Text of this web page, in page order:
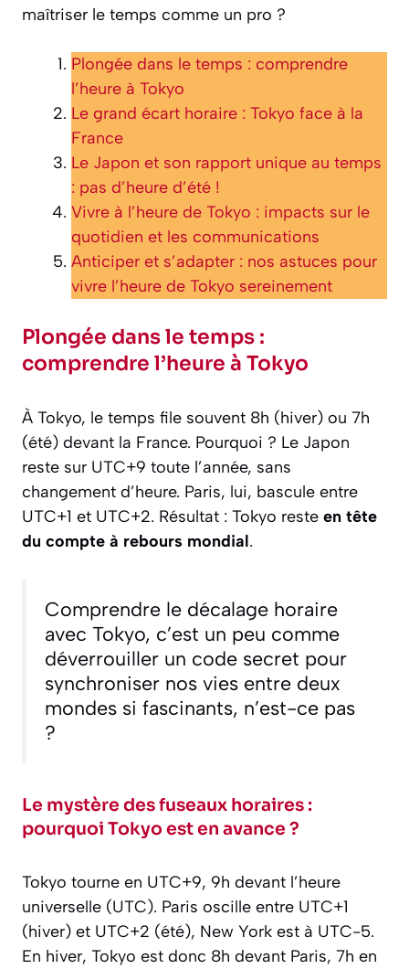
maîtriser le temps comme un pro ?
Plongée dans le temps : comprendre
l’heure à Tokyo
Le grand écart horaire : Tokyo face à la
France
Le Japon et son rapport unique au temps
: pas d’heure d’été !
Vivre à l’heure de Tokyo : impacts sur le
quotidien et les communications
Anticiper et s’adapter : nos astuces pour
vivre l’heure de Tokyo sereinement
Plongée dans le temps :
comprendre l’heure à Tokyo
À Tokyo, le temps file souvent 8h (hiver) ou 7h
(été) devant la France. Pourquoi ? Le Japon
reste sur UTC+9 toute l’année, sans
changement d’heure. Paris, lui, bascule entre
UTC+1 et UTC+2. Résultat : Tokyo reste en tête
du compte à rebours mondial.
Comprendre le décalage horaire
avec Tokyo, c’est un peu comme
déverrouiller un code secret pour
synchroniser nos vies entre deux
mondes si fascinants, n’est-ce pas
?
Le mystère des fuseaux horaires :
pourquoi Tokyo est en avance ?
Tokyo tourne en UTC+9, 9h devant l’heure
universelle (UTC). Paris oscille entre UTC+1
(hiver) et UTC+2 (été), New York est à UTC-5.
En hiver, Tokyo est donc 8h devant Paris, 7h en